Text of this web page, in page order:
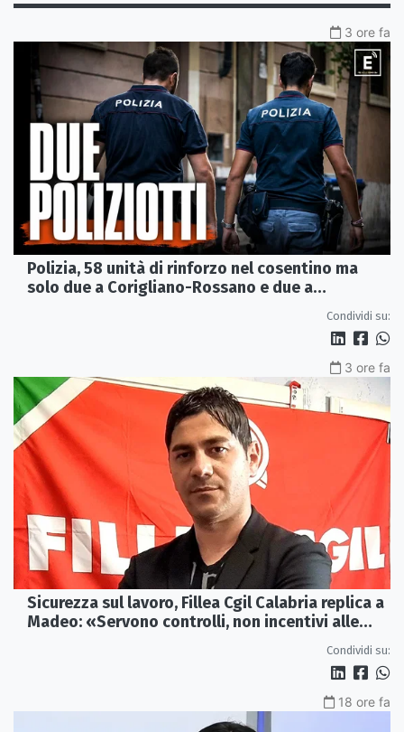
3 ore fa
Polizia, 58 unità di rinforzo nel cosentino ma
solo due a Corigliano-Rossano e due a
Condividi su:
3 ore fa
Sicurezza sul lavoro, Fillea Cgil Calabria replica a
Madeo: «Servono controlli, non incentivi alle
Condividi su:
18 ore fa